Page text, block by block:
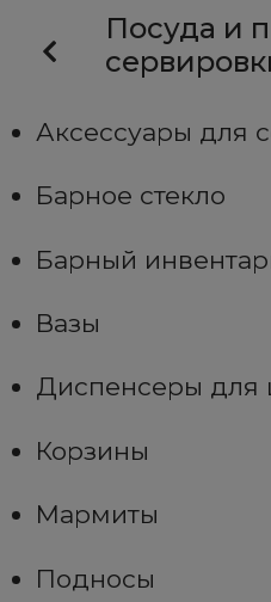
Посуда и
Аксессуары для
Барное стекло
Барный
Вазы
Диспенсеры для
Корзины
Мармиты
Подносы